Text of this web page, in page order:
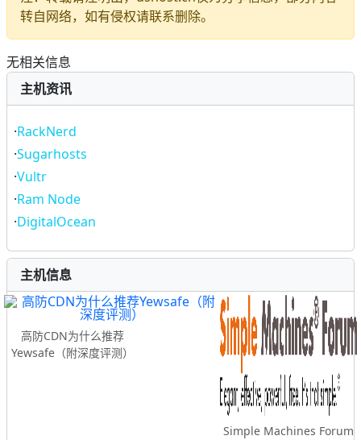
转自网络，如有侵权请联系删除。
无相关信息
主机资讯
·RackNerd
·Sugarhosts
·Vultr
·Ram Node
·DigitalOcean
主机信息
高防CDN为什么推荐
Yewsafe（附深度评测）
Simple Machines Forum